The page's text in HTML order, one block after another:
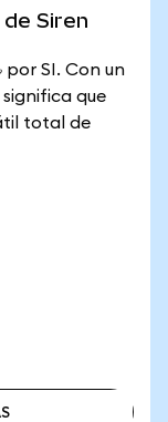
Siren
por SI. Con un
que
total de